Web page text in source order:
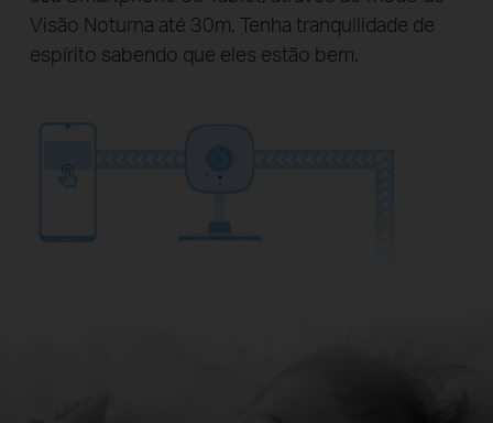
Visão Noturna até 30m. Tenha tranquilidade de
espírito sabendo que eles estão bem.